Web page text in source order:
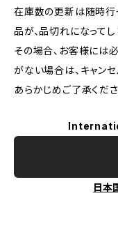
在庫数の更新は随時行
品が、品切れになってし
その場合、お客様には
がない場合は、キャン
あらかじめご了承くださ
日本